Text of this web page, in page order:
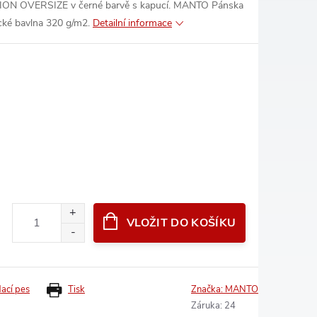
OVERSIZE v černé barvě s kapucí. MANTO Pánska
bavlna 320 g/m2. Detailní informace
VLOŽIT DO KOŠÍKU
Tisk
pes Značka: MANTO
Záruka: 24